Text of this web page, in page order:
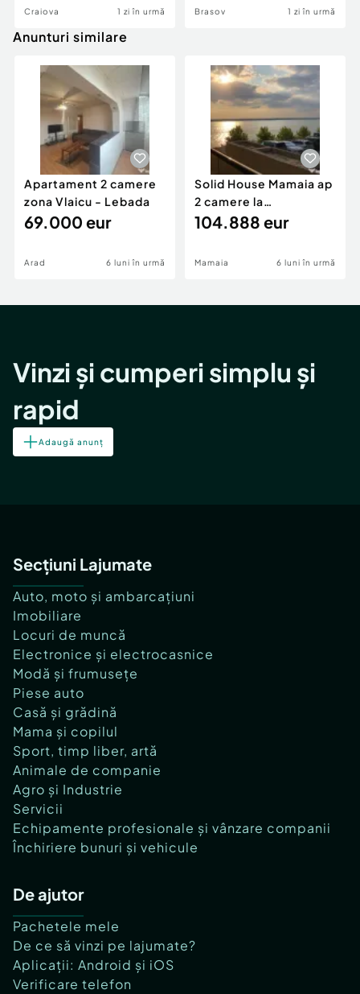
Craiova 1 zi în urmă Brasov 1 zi în urmă
Anunturi similare
Apartament 2 camere
zona Vlaicu - Lebada
69.000 eur
Arad 6 luni în urmă
Solid House Mamaia ap
2 camere la
cheie,langa Mega
104.888 eur
Mamaia 6 luni în urmă
Vinzi și cumperi simplu și
rapid
Adaugă anunț
Secțiuni Lajumate
Auto, moto și ambarcațiuni
Imobiliare
Locuri de muncă
Electronice și electrocasnice
Modă și frumusețe
Piese auto
Casă și grădină
Mama și copilul
Sport, timp liber, artă
Animale de companie
Agro și Industrie
Servicii
Echipamente profesionale și vânzare companii
Închiriere bunuri și vehicule
De ajutor
Pachetele mele
De ce să vinzi pe lajumate?
Aplicații: Android și iOS
Verificare telefon